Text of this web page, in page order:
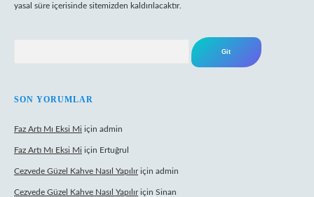
yasal süre içerisinde sitemizden kaldırılacaktır.
SON YORUMLAR
Faz Artı Mı Eksi Mi için admin
Faz Artı Mı Eksi Mi için Ertuğrul
Cezvede Güzel Kahve Nasıl Yapılıriçin admin
Cezvede Güzel Kahve Nasıl Yapılıriçin Sinan